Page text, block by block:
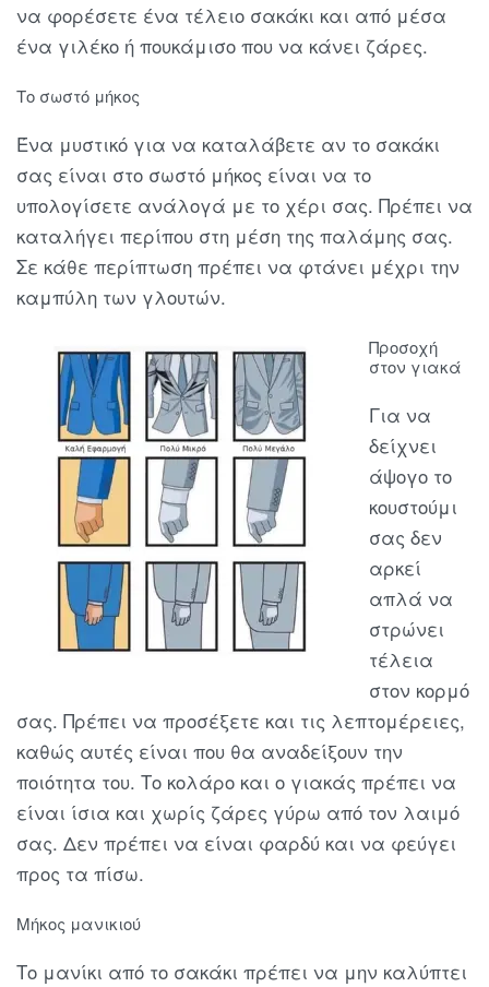
να φορέσετε ένα τέλειο σακάκι και από μέσα
ένα γιλέκο ή πουκάμισο που να κάνει ζάρες.
Το σωστό μήκος
Ένα μυστικό για να καταλάβετε αν το σακάκι
σας είναι στο σωστό μήκος είναι να το
υπολογίσετε ανάλογά με το χέρι σας. Πρέπει να
καταλήγει περίπου στη μέση της παλάμης σας.
Σε κάθε περίπτωση πρέπει να φτάνει μέχρι την
καμπύλη των γλουτών.
Προσοχή
στον γιακά
Για να
δείχνει
άψογο το
κουστούμι
σας δεν
αρκεί
απλά να
στρώνει
τέλεια
στον κορμό
σας. Πρέπει να προσέξετε και τις λεπτομέρειες,
καθώς αυτές είναι που θα αναδείξουν την
ποιότητα του. Το κολάρο και ο γιακάς πρέπει να
είναι ίσια και χωρίς ζάρες γύρω από τον λαιμό
σας. Δεν πρέπει να είναι φαρδύ και να φεύγει
προς τα πίσω.
Μήκος μανικιού
Το μανίκι από το σακάκι πρέπει να μην καλύπτει